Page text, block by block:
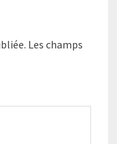
Les champs